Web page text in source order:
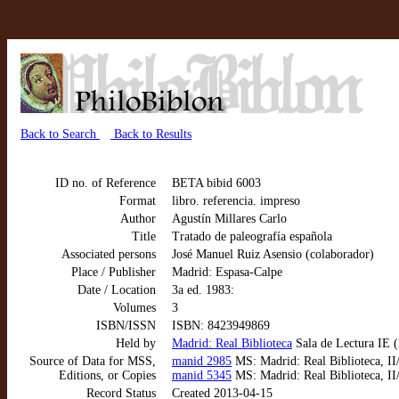
Back to Search Back to Results
ID no. of Reference
BETA bibid 6003
Format
libro. referencia. impreso
Author
Agustín Millares Carlo
Title
Tratado de paleografía española
Associated persons
José Manuel Ruiz Asensio (colaborador)
Place / Publisher
Madrid: Espasa-Calpe
Date / Location
3a ed. 1983:
Volumes
3
ISBN/ISSN
ISBN: 8423949869
Held by
Madrid: Real Biblioteca Sala de Lectura IE
Source of Data for MSS,
Editions, or Copies
manid 2985 MS: Madrid: Real Biblioteca,
manid 5345 MS: Madrid: Real Biblioteca,
Record Status
Created 2013-04-15